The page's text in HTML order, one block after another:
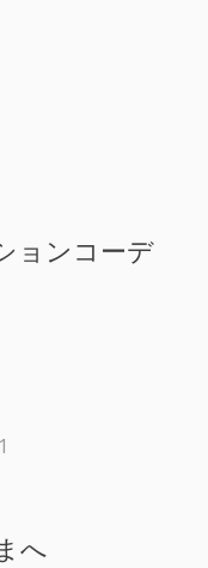
ョンコーデ
へ